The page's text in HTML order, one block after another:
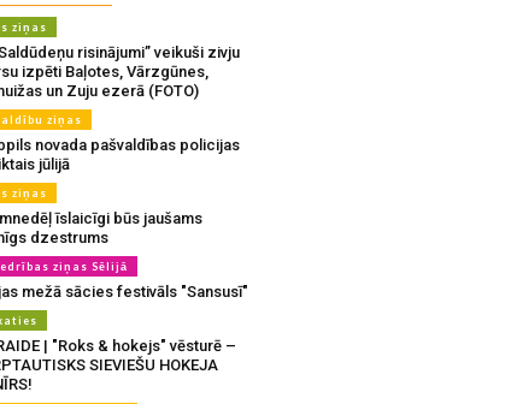
ziņas
risinājumi” veikuši zivju
izpēti Baļotes, Vārzgūnes,
un Zuju ezerā (FOTO)
ziņas
novada pašvaldības policijas
jūlijā
ziņas
īslaicīgi būs jaušams
dzestrums
ziņas Sēlijā
mežā sācies festivāls "Sansusī"
| "Roks & hokejs" vēsturē –
SIEVIEŠU HOKEJA